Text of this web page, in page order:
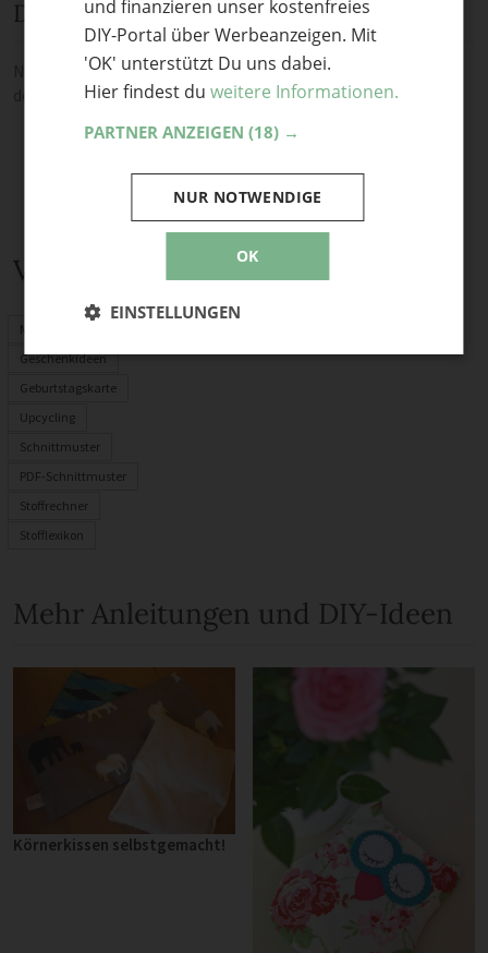
Diskussion
Noch keine Kommentare — sei die Erste oder der Erste und teile
deine Meinung.
Verwandte Themen
Mitbringsel
Geschenkideen
Geburtstagskarte
Upcycling
Schnittmuster
PDF-Schnittmuster
Stoffrechner
Stofflexikon
Mehr Anleitungen und DIY-Ideen
Körnerkissen selbstgemacht!
und finanzieren unser kostenfreies
DIY-Portal über Werbeanzeigen. Mit
'OK' unterstützt Du uns dabei.
Hier findest du weitere Informationen.
PARTNER ANZEIGEN (18) →
OK
NUR NOTWENDIGE
EINSTELLUNGEN